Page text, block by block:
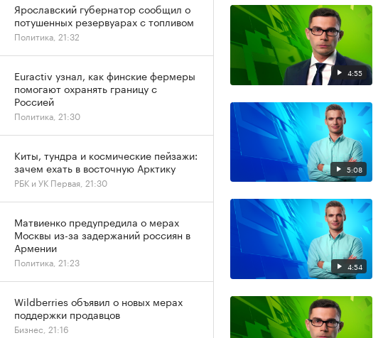
4:55
5:08
4:54
Ярославский губернатор сообщил о
потушенных резервуарах с топливом
Политика, 21:32
Euractiv узнал, как финские фермеры
помогают охранять границу с
Россией
Политика, 21:30
Киты, тундра и космические пейзажи:
зачем ехать в восточную Арктику
РБК и УК Первая, 21:30
Матвиенко предупредила о мерах
Москвы из-за задержаний россиян в
Армении
Политика, 21:23
Wildberries объявил о новых мерах
поддержки продавцов
Бизнес, 21:16